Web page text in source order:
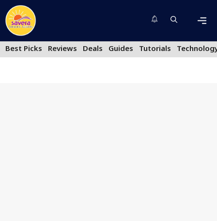
Skip
to
content
Best Picks
Reviews Deals Guides Tutorials